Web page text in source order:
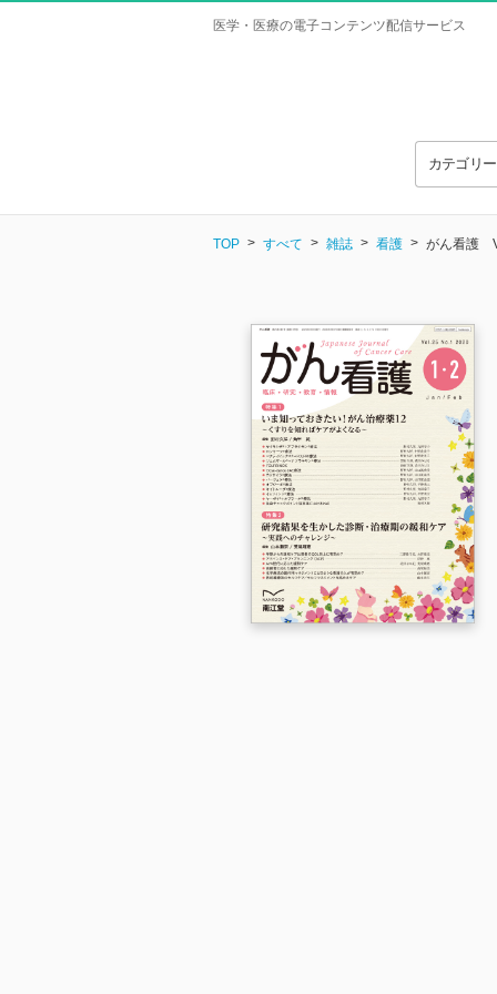
医学・医療の電子コンテンツ配信サービス
カテゴリ
TOP すべて 雑誌 看護 がん看護